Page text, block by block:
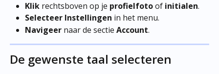
Klik rechtsboven op je profielfoto of initialen.
Selecteer Instellingen in het menu.
Navigeer naar de sectie Account.
De gewenste taal selecteren